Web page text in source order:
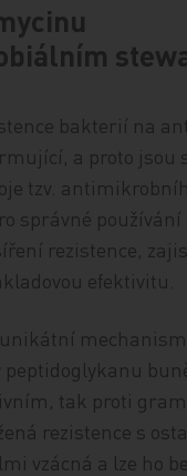
bakterií na
a proto jsou
tzv.
správné
rezistence,
efektivitu.
peptidoglykanu
tak proti
rezistence s
vzácná a lze ho